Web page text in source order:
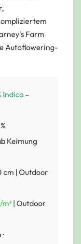
Farm
Autoflowering-
Indica–
Keimung
cm | Outdoor
| Outdoor